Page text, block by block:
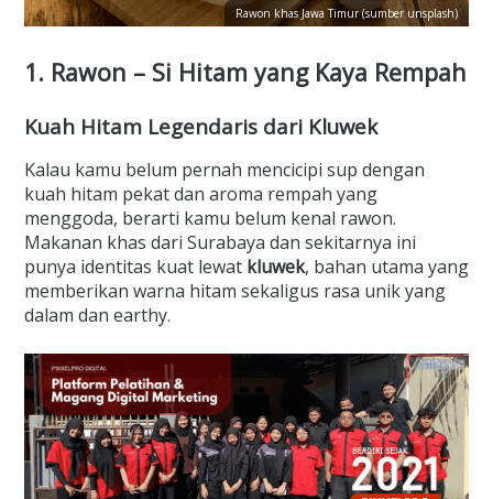
Rawon khas Jawa Timur (sumber unsplash)
1. Rawon – Si Hitam yang Kaya Rempah
Kuah Hitam Legendaris dari Kluwek
Kalau kamu belum pernah mencicipi sup dengan
kuah hitam pekat dan aroma rempah yang
menggoda, berarti kamu belum kenal rawon.
Makanan khas dari Surabaya dan sekitarnya ini
punya identitas kuat lewat kluwek, bahan utama yang
memberikan warna hitam sekaligus rasa unik yang
dalam dan earthy.